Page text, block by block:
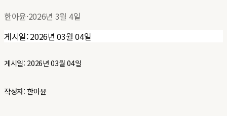
한아윤·2026년 3월 4일
게시일: 2026년 03월 04일
게시일: 2026년 03월 04일
작성자: 한아윤